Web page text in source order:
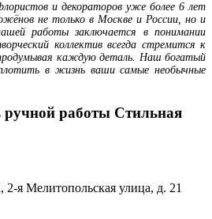
и декораторов уже более 6 лет
не только в Москве и России, но и
работы заключается в понимании
коллектив всегда стремится к
каждую деталь. Наш богатый
в жизнь ваши самые необычные
ручной работы Стильная
, 2-я Мелитопольская улица, д. 21